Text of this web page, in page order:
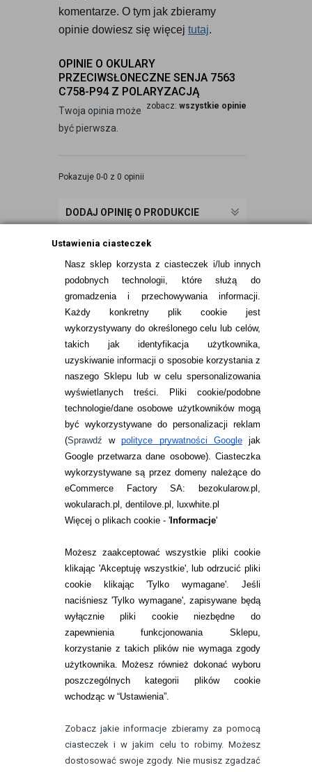
Ustawienia ciasteczek
Nasz sklep korzysta z ciasteczek i/lub innych
podobnych technologii, które służą do
gromadzenia i przechowywania informacji.
Każdy konkretny plik cookie jest
wykorzystywany do określonego celu lub celów,
takich jak identyfikacja użytkownika,
uzyskiwanie informacji o sposobie korzystania z
naszego Sklepu lub w celu spersonalizowania
wyświetlanych treści.
Pliki cookie/podobne
technologie/dane osobowe użytkowników mogą
być wykorzystywane do personalizacji reklam
(Sprawdźwpolityce prywatności Googlejak
Google przetwarza dane osobowe). Ciasteczka
wykorzystywane są przez domeny należące do
eCommerce Factory SA: bezokularow.pl,
wokularach.pl, dentilove.pl, luxwhite.pl
Więcej o plikach cookie - 'Informacje'
Możesz zaakceptować wszystkie pliki cookie
klikając 'Akceptuję wszystkie', lub odrzucić pliki
cookie klikając 'Tylko wymagane'. Jeśli
naciśniesz 'Tylko wymagane', zapisywane będą
wyłącznie pliki cookie niezbędne do
zapewnienia funkcjonowania Sklepu,
korzystanie z takich plików nie wymaga zgody
użytkownika. Możesz również dokonać wyboru
poszczególnych kategorii plików cookie
wchodząc w “Ustawienia”.
Zobacz jakie informacje zbieramy za pomocą
ciasteczek i w jakim celu to robimy. Możesz
dostosować swoje zgody. Nie musisz zgadzać
komentarze. O tym jak zbieramy
opinie dowiesz się więcej tutaj.
OPINIE O OKULARY
PRZECIWSŁONECZNE SENJA 7563
C758-P94 Z POLARYZACJĄ
zobacz: wszystkie opinie
Twoja opinia może
być pierwsza.
Pokazuje 0-0 z 0 opinii
DODAJ OPINIĘ O PRODUKCIE
INFORMACJE KONTAKTOWE
JAK ZAMAWIAĆ?
ZWROTY I REKLAMACJA
WARUNKI ZAKUPÓW
RANKINGI SOCZEWEK
SOCZEWKI KOLOROWE
Zwrot (odstąpienie od umowy)
ZMIEŃ USTAWIENIA ZGODY NA CIASTECZKA
KONTAKT
telefon:
22 113 44 42
telefon:
732 08 08 72
kontakt@bezokularow.pl